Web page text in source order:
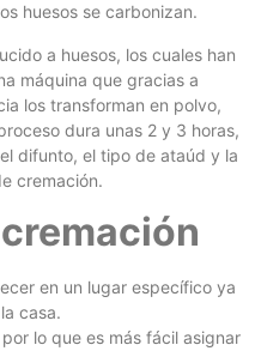
huesos se carbonizan.
a huesos, los cuales han
máquina que gracias a
los transforman en polvo,
dura unas 2 y 3 horas,
difunto, el tipo de ataúd y la
cremación.
en un lugar específico ya
casa.
lo que es más fácil asignar